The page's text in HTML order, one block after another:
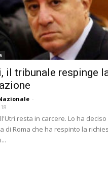
il tribunale respinge
-
resta in carcere. Lo ha
di Roma che ha respinto la